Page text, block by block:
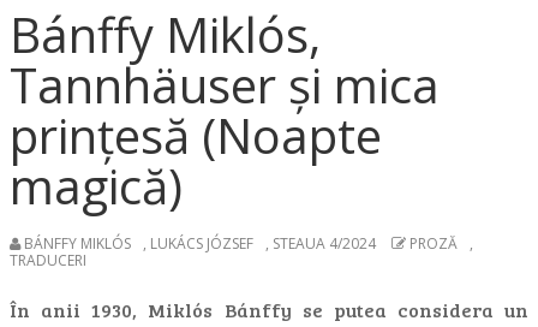
Bánffy Miklós,
Tannhäuser și mica
prințesă (Noapte
magică)
BÁNFFY MIKLÓS , LUKÁCS JÓZSEF , STEAUA 4/2024 PROZĂ
,
TRADUCERI
În anii 1930, Miklós Bánffy se putea considera un